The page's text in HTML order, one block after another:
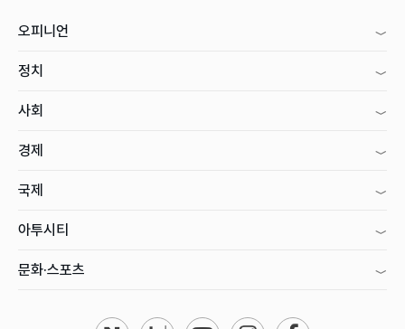
오피니언
정치
사회
경제
국제
아투시티
문화·스포츠